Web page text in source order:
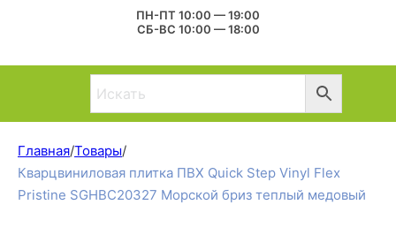
ПН-ПТ 10:00 — 19:00
СБ-ВС 10:00 — 18:00
Главная/Товары/
Кварцвиниловая плитка ПВХ Quick Step Vinyl Flex
Pristine SGHBC20327 Морской бриз теплый медовый